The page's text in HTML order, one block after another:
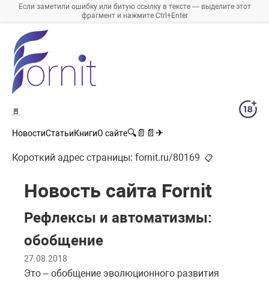
Если заметили ошибку или битую ссылку в тексте — выделите этот
фрагмент и нажмите Ctrl+Enter
🚪
НовостиСтатьиКнигиО сайте🔍 📄 📄 ✈
Короткий адрес страницы: fornit.ru/80169 📋
Новость сайта Fornit
Рефлексы и автоматизмы:
обобщение
27.08.2018
Это – обобщение эволюционного развития